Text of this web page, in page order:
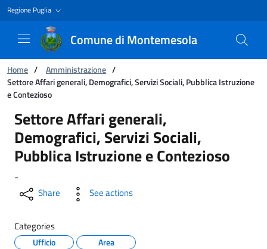
Regione Puglia
Comune di Montemesola
You are:
Home / Amministrazione /
Settore Affari generali, Demografici, Servizi Sociali, Pubblica Istruzione
e Contezioso
Settore Affari generali, Demografici, Servizi
Settore Affari generali,
Demografici, Servizi Sociali,
Pubblica Istruzione e Contezioso
-
Share See actions
Categories
Ufficio Area